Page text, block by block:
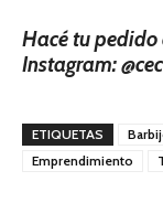
Hacé tu pedido
Instagram:
ETIQUETAS
Emprendimiento